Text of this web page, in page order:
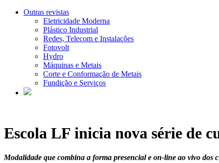
Outras revistas
Eletricidade Moderna
Plástico Industrial
Redes, Telecom e Instalações
Fotovolt
Hydro
Máquinas e Metais
Corte e Conformação de Metais
Fundição e Serviços
Escola LF inicia nova série de
Modalidade que combina a forma presencial e on-line ao vivo dos